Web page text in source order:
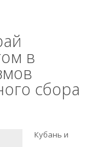
в
сбора
Кубань и